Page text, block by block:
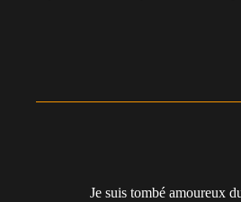
Je suis tombé amoureux